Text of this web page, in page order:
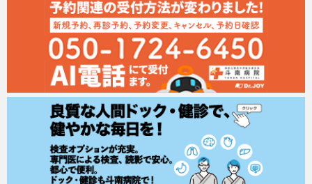
採用情報 サイトマップ
看護部 臨床研修センター
アクセス お問い合わせ